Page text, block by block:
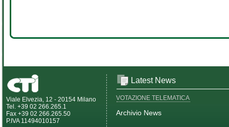
Viale Elvezia, 12 - 20154 Milano
Tel. +39 02 266.265.1
Fax +39 02 266.265.50
P.IVA 11494010157
Latest News
VOTAZIONE TELEMATICA
Archivio News